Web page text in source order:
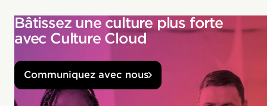
Bâtissez une culture plus forte
avec Culture Cloud
Communiquez avec nous